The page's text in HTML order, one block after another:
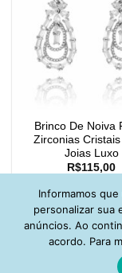
Brinco De Noiva
Zirconias
Joias Luxo
R$115,00
Informamos
personalizar sua
anúncios. Ao
acordo. Para